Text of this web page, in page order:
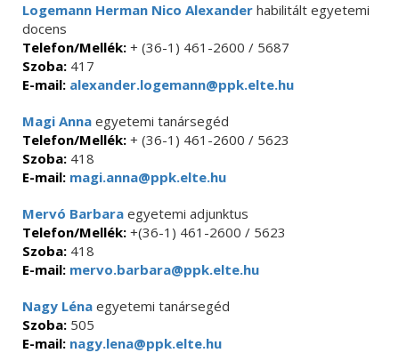
Logemann Herman Nico Alexander habilitált egyetemi
docens
Telefon/Mellék: + (36-1) 461-2600 / 5687
Szoba: 417
E-mail: alexander.logemann@ppk.elte.hu
Magi Anna egyetemi tanársegéd
Telefon/Mellék: + (36-1) 461-2600 / 5623
Szoba: 418
E-mail: magi.anna@ppk.elte.hu
Mervó Barbara egyetemi adjunktus
Telefon/Mellék: +(36-1) 461-2600 / 5623
Szoba: 418
E-mail: mervo.barbara@ppk.elte.hu
Nagy Léna egyetemi tanársegéd
Szoba: 505
E-mail: nagy.lena@ppk.elte.hu